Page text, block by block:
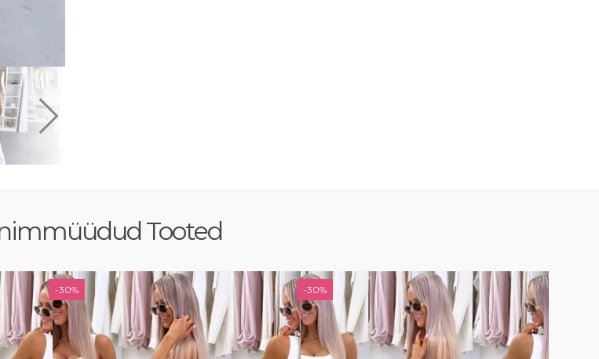
Tooted
-30% -30%